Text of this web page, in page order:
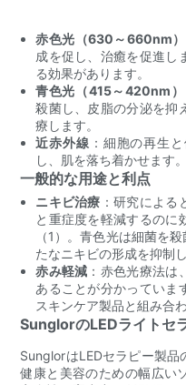
赤色光（630～660nm）
成を促し、治癒を促進し
る効果があります。
青色光（415～420nm）
殺菌し、皮脂の分泌を抑
療します。
近赤外線 ：細胞の再生
し、肌を落ち着かせます。
一般的な用途と利点
ニキビ治療 ：研究によ
と重症度を軽減するのに
（1）。青色光は細菌を
たなニキビの形成を抑制し
赤み軽減 ：赤色光療法
あることが分かっていま
スキンケア製品と組み合
SunglorのLEDライトセ
SunglorはLEDセラピー製品
健康と美容のための幅広い